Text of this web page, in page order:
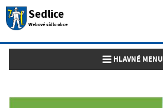
Sedlice
Webové sídlo obce
Toggle navigation
HLAVNÉ MENU